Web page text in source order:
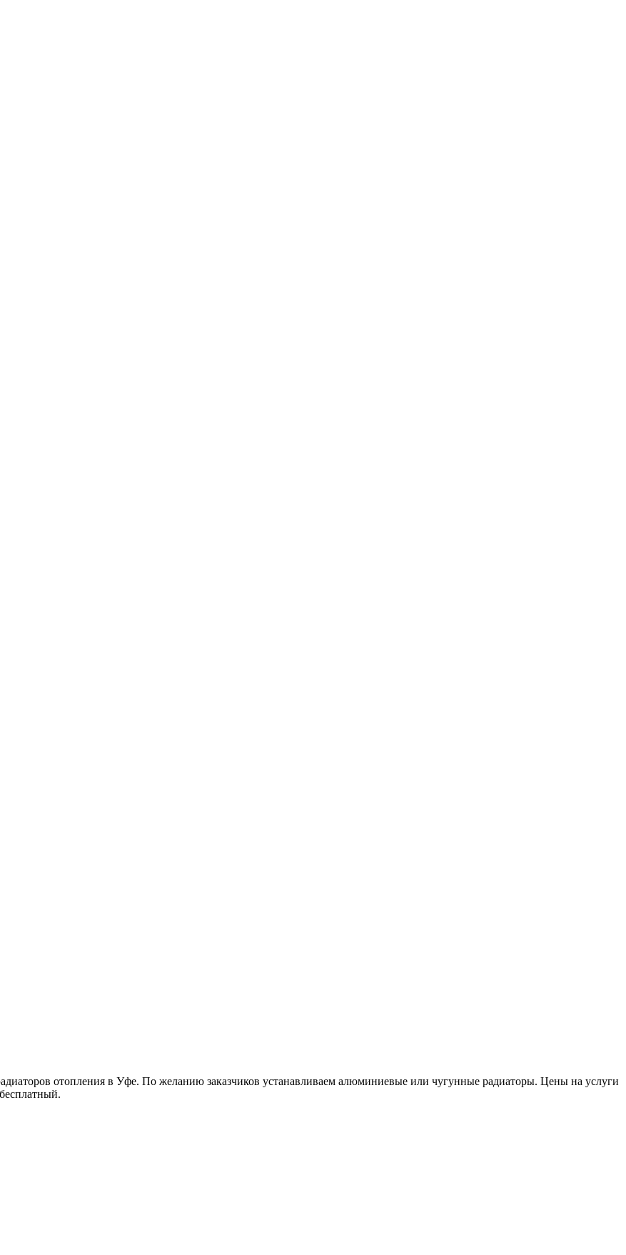
отопления в Уфе. По желанию заказчиков устанавливаем алюминиевые или чугунные радиаторы. Цены на услуги